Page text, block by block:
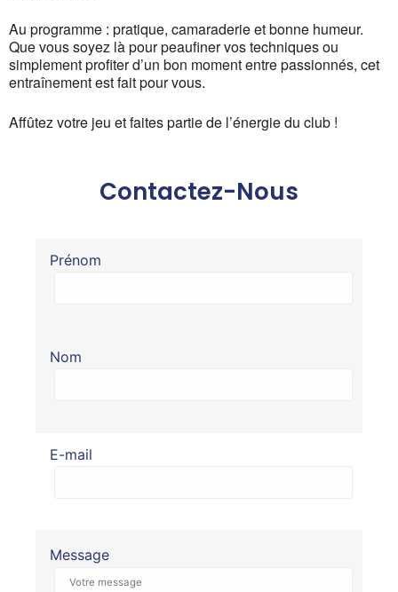
Au programme : pratique, camaraderie et bonne humeur.
Que vous soyez là pour peaufiner vos techniques ou
simplement profiter d’un bon moment entre passionnés, cet
entraînement est fait pour vous.
Affûtez votre jeu et faites partie de l’énergie du club !
Contactez-Nous
Prénom
Nom
E-mail
Message